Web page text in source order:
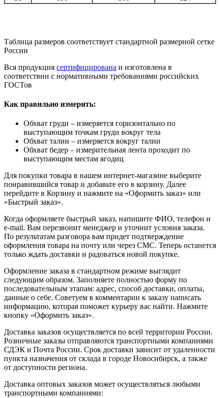
Таблица размеров соответствует стандартной размерной сетке
России
Вся продукция сертифицирована и изготовлена в
соответствии с нормативными требованиями российских
ГОСТов
Как правильно измерить:
Обхват груди – измеряется горизонтально по
выступающим точкам груди вокруг тела
Обхват талии – измеряется вокруг талии
Обхват бедер – измерительная лента проходит по
выступающим местам ягодиц
Для покупки товара в нашем интернет-магазине выберите
понравившийся товар и добавьте его в корзину. Далее
перейдите в Корзину и нажмите на «Оформить заказ» или
«Быстрый заказ».
Когда оформляете быстрый заказ, напишите ФИО, телефон и
e-mail. Вам перезвонит менеджер и уточнит условия заказа.
По результатам разговора вам придет подтверждение
оформления товара на почту или через СМС. Теперь останется
только ждать доставки и радоваться новой покупке.
Оформление заказа в стандартном режиме выглядит
следующим образом. Заполняете полностью форму по
последовательным этапам: адрес, способ доставки, оплаты,
данные о себе. Советуем в комментарии к заказу написать
информацию, которая поможет курьеру вас найти. Нажмите
кнопку «Оформить заказ».
Доставка заказов осуществляется по всей территории России.
Розничные заказы отправляются транспортными компаниями
СДЭК и Почта России. Срок доставки зависит от удаленности
пункта назначения от склада в городе Новосибирск, а также
от доступности региона.
Доставка оптовых заказов может осуществляться любыми
транспортными компаниями: